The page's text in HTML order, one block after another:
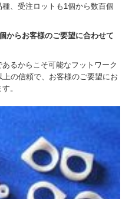
、受注ロットも1個から数百個
からお客様のご要望に合わせて
るからこそ可能なフットワーク
の信頼で、お客様のご要望にお
。